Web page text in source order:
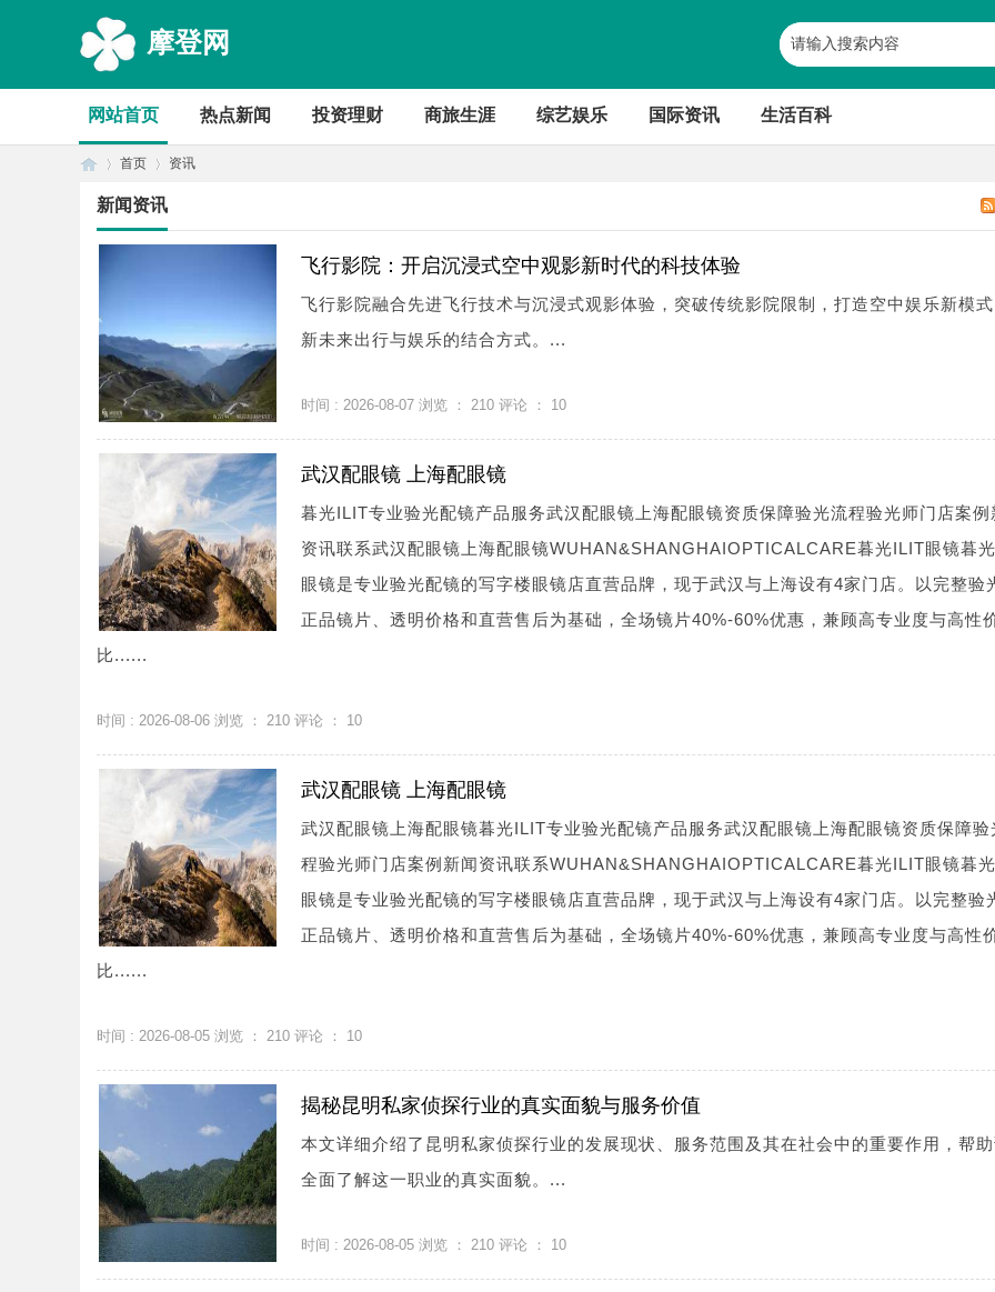
摩登网
网站首页 热点新闻 投资理财 商旅生涯 综艺娱乐 国际资讯 生活百科
首页 资讯
新闻资讯
飞行影院：开启沉浸式空中观影新时代的科技体验
飞行影院融合先进飞行技术与沉浸式观影体验，突破传统影院限制，打造空中娱乐新模
新未来出行与娱乐的结合方式。...
时间 : 2026-08-07 浏览 ： 210 评论 ： 10
武汉配眼镜 上海配眼镜
暮光ILIT专业验光配镜产品服务武汉配眼镜上海配眼镜资质保障验光流程验光师门店案例
资讯联系武汉配眼镜上海配眼镜WUHAN&SHANGHAIOPTICALCARE暮光ILIT眼镜暮
眼镜是专业验光配镜的写字楼眼镜店直营品牌，现于武汉与上海设有4家门店。以完整验
正品镜片、透明价格和直营售后为基础，全场镜片40%-60%优惠，兼顾高专业度与高性
比......
时间 : 2026-08-06 浏览 ： 210 评论 ： 10
武汉配眼镜 上海配眼镜
武汉配眼镜上海配眼镜暮光ILIT专业验光配镜产品服务武汉配眼镜上海配眼镜资质保障验
程验光师门店案例新闻资讯联系WUHAN&SHANGHAIOPTICALCARE暮光ILIT眼镜暮
眼镜是专业验光配镜的写字楼眼镜店直营品牌，现于武汉与上海设有4家门店。以完整验
正品镜片、透明价格和直营售后为基础，全场镜片40%-60%优惠，兼顾高专业度与高性
比......
时间 : 2026-08-05 浏览 ： 210 评论 ： 10
揭秘昆明私家侦探行业的真实面貌与服务价值
本文详细介绍了昆明私家侦探行业的发展现状、服务范围及其在社会中的重要作用，帮
全面了解这一职业的真实面貌。...
时间 : 2026-08-05 浏览 ： 210 评论 ： 10